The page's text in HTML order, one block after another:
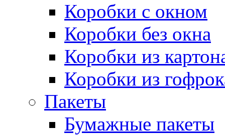
Коробки с окном
Коробки без окна
Коробки из
Коробки из
Пакеты
Бумажные пакеты